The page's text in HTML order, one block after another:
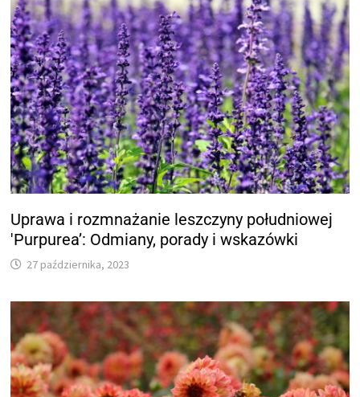
Uprawa i rozmnażanie leszczyny południowej
'Purpurea’: Odmiany, porady i wskazówki
27 października, 2023